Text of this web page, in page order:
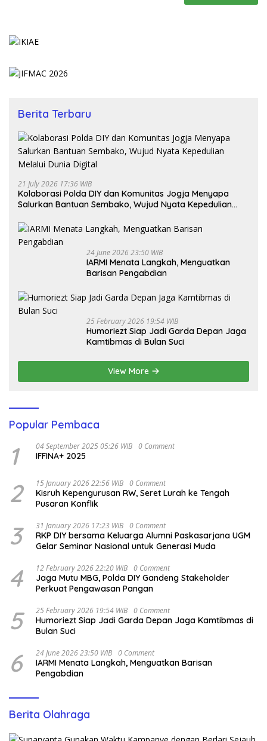
Berita Terbaru
21 July 2026 17:36 WIB
Kolaborasi Polda DIY dan Komunitas Jogja Menyapa
Salurkan Bantuan Sembako, Wujud Nyata Kepedulian
24 June 2026 23:50 WIB
IARMI Menata Langkah, Menguatkan
Barisan Pengabdian
25 February 2026 19:54 WIB
Humoriezt Siap Jadi Garda Depan Jaga
Kamtibmas di Bulan Suci
View More
Popular Pembaca
1 04 September 2025 05:26 WIB 0 Comment
IFFINA+ 2025
2 15 January 2026 22:56 WIB 0 Comment
Kisruh Kepengurusan RW, Seret Lurah ke Tengah
Pusaran Konflik
3 31 January 2026 17:23 WIB 0 Comment
RKP DIY bersama Keluarga Alumni Paskasarjana UGM
Gelar Seminar Nasional untuk Generasi Muda
4 12 February 2026 22:20 WIB 0 Comment
Jaga Mutu MBG, Polda DIY Gandeng Stakeholder
Perkuat Pengawasan Pangan
5 25 February 2026 19:54 WIB 0 Comment
Humoriezt Siap Jadi Garda Depan Jaga Kamtibmas di
Bulan Suci
6 24 June 2026 23:50 WIB 0 Comment
IARMI Menata Langkah, Menguatkan Barisan
Pengabdian
Berita Olahraga